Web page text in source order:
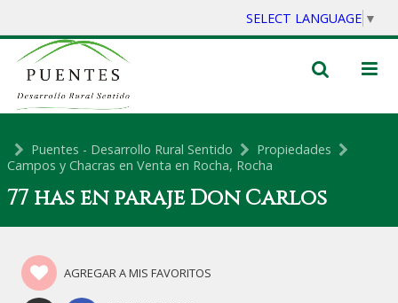
SELECT LANGUAGE ▼
Puentes - Desarrollo Rural Sentido
Propiedades
Campos y Chacras en Venta en Rocha, Rocha
77 has en paraje Don Carlos
AGREGAR A MIS FAVORITOS